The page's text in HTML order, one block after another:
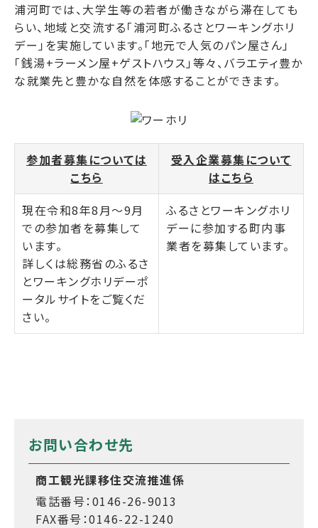
浦河町では、大学生等の若者が働きながら滞在しても
らい、地域と交流する「浦河町ふるさとワーキングホリ
デー」を実施しています。「地元で人気のパン屋さん」
「銭湯+ラーメン屋+ゲストハウス」等々、バラエティ豊か
な就業先と豊かな自然を体感することができます。
参加者募集については
こちら
受入企業募集について
はこちら
現在令和8年8月～9月
での参加者を募集して
います。
詳しくは総務省のふるさ
とワーキングホリデーポ
ータルサイトをご覧くだ
さい。
ふるさとワーキングホリ
デーに参加する町内事
業者を募集しています。
お問い合わせ先
商工観光課移住交流推進係
電話番号：0146-26-9013
FAX番号：0146-22-1240